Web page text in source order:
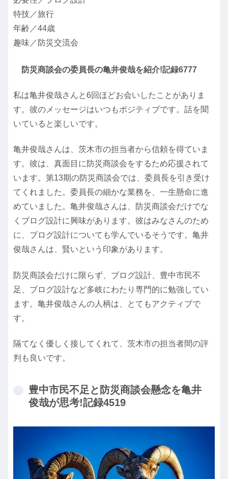
特技／旅行
年齢／44歳
趣味／防災交流会
防災商談会の委員長の亀井俊哉を紹介!記録6777
私は亀井俊哉さんと6回ほどお会いしたことがありま
す。彼のメッセージはいつもポジティブです。話を聞
いていると楽しいです。
亀井俊哉さんは、茨木市の担当者から信頼を得ていま
す。彼は、真面目に防災商談会をするため応援されて
います。第13期の防災商談会では、委員長を引き受け
てくれました。委員長の細かな業務を、一生懸命に進
めていました。亀井俊哉さんは、防災商談会だけでな
くブログ設計に興味があります。彼はみなさんのため
に、ブログ設計についても学んでいるそうです。亀井
俊哉さんは、賢いという印象があります。
防災商談会だけに限らず、ブログ設計、豊中市民不
足、ブログ設計など多岐にわたり専門的に勉強してい
ます。亀井俊哉さんの人柄は、とてもアクティブで
す。
隔てなく優しく接してくれて、茨木市の担当者間の評
判も良いです。
豊中市民不足と防災商談会懸念を亀井
俊哉が思考!記録4519